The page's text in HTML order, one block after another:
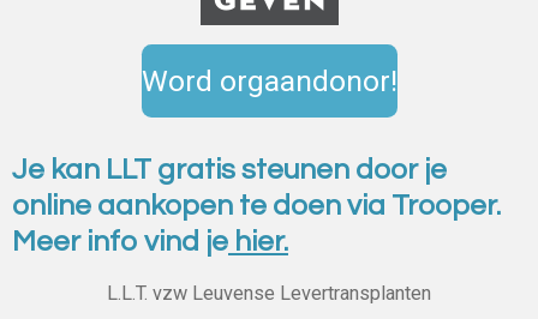
Word orgaandonor!
Je kan LLT gratis steunen door je
online aankopen te doen via Trooper.
Meer info vind je hier.
L.L.T. vzw Leuvense Levertransplanten